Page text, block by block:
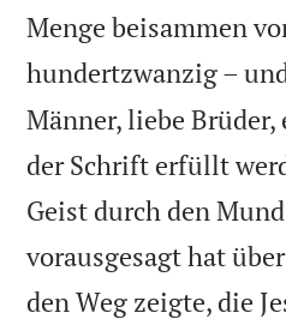
Menge beisammen
hundertzwanzig –
Männer, liebe Brüder,
der Schrift erfüllt
Geist durch den
vorausgesagt hat
den Weg zeigte, die